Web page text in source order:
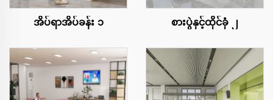
အိပ်ရာအိပ်ခန်း ၁ စားပွဲနှင့်ထိုင်ခုံ ၂